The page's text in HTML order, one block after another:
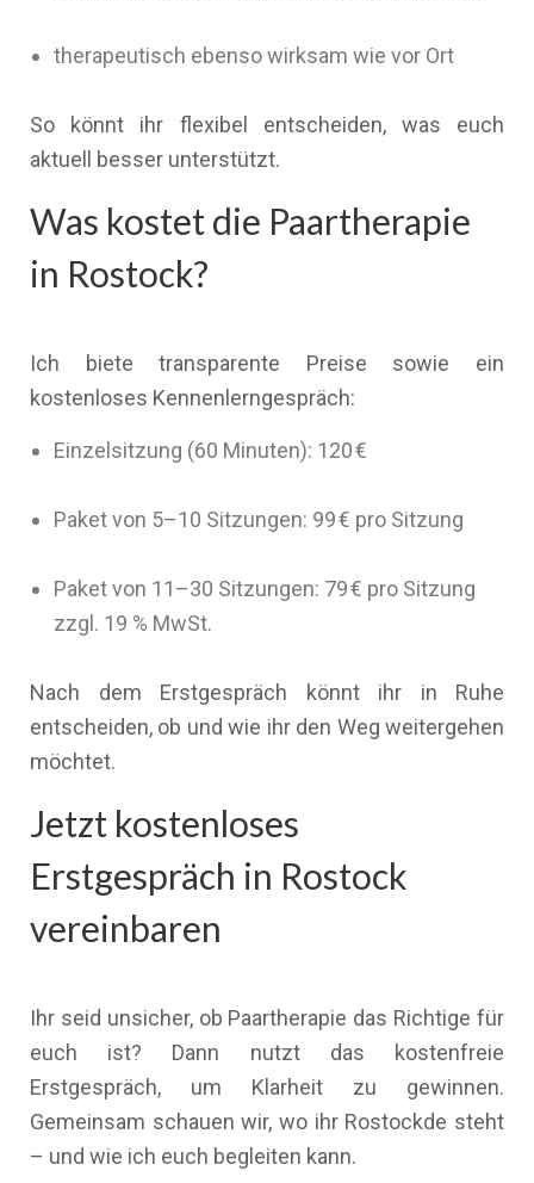
therapeutisch ebenso wirksam wie vor Ort
So könnt ihr flexibel entscheiden, was euch
aktuell besser unterstützt.
Was kostet die Paartherapie
in Rostock?
Ich biete transparente Preise sowie ein
kostenloses Kennenlerngespräch:
Einzelsitzung (60 Minuten): 120 €
Paket von 5–10 Sitzungen: 99 € pro Sitzung
Paket von 11–30 Sitzungen: 79 € pro Sitzung
zzgl. 19 % MwSt.
Nach dem Erstgespräch könnt ihr in Ruhe
entscheiden, ob und wie ihr den Weg weitergehen
möchtet.
Jetzt kostenloses
Erstgespräch in Rostock
vereinbaren
Ihr seid unsicher, ob Paartherapie das Richtige für
euch ist? Dann nutzt das kostenfreie
Erstgespräch, um Klarheit zu gewinnen.
Gemeinsam schauen wir, wo ihr Rostockde steht
– und wie ich euch begleiten kann.